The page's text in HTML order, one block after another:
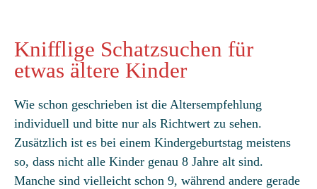
Knifflige Schatzsuchen für
etwas ältere Kinder
Wie schon geschrieben ist die Altersempfehlung
individuell und bitte nur als Richtwert zu sehen.
Zusätzlich ist es bei einem Kindergeburtstag meistens
so, dass nicht alle Kinder genau 8 Jahre alt sind.
Manche sind vielleicht schon 9, während andere gerade